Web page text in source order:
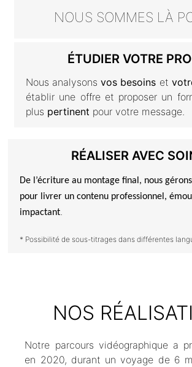
NOUS SOMMES LÀ
ÉTUDIER VOTRE
Nous analysonsvos besoins et
établir une offre et proposer un
plus pertinent pour votre message.
RÉALISER AVEC
De l’écriture au montage final, nous
pour livrer un contenu professionnel ,
impactant
* Possibilité de sous-titrages dans différentes
NOS
Notre parcours vidéographique a
en 2020, durant un voyage de 6